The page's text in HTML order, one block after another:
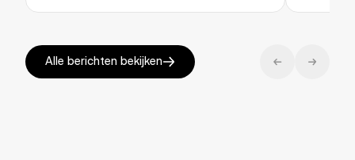
Alle berichten bekijken